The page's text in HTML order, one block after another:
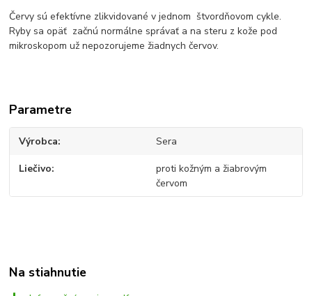
Červy sú efektívne zlikvidované v jednom štvordňovom cykle.
Ryby sa opäť začnú normálne správať a na steru z kože pod
mikroskopom už nepozorujeme žiadnych červov.
Parametre
Výrobca Sera
Liečivo
proti kožným a žiabrovým
červom
Na stiahnutie